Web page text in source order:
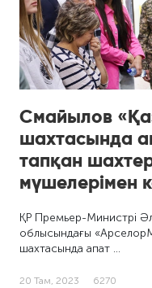
Смайылов
шахтасында
тапқан
мүшелерімен
ҚР Премьер-Министрі
облысындағы
шахтасында апат …
20 Там, 2023 6270